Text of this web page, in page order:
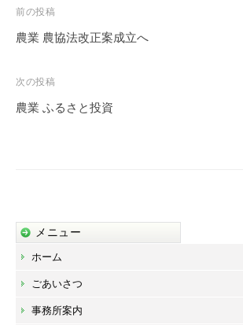
投
稿
ビ
ゲ
前の投稿
農業 農協法改正案成立へ
次の投稿
農業 ふるさと投資
メニュー
ホーム
ごあいさつ
事務所案内